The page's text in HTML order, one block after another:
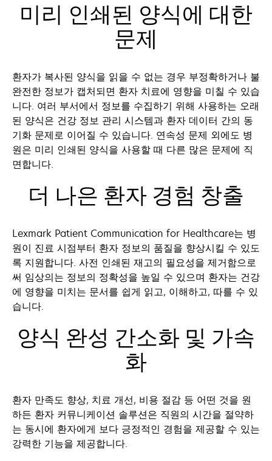
미리 인쇄된 양식에 대한
문제
환자가 복사된 양식을 읽을 수 없는 경우 부정확하거나 불
완전한 정보가 캡처되면 환자 치료에 영향을 미칠 수 있습
니다. 여러 부서에서 정보를 수집하기 위해 사용하는 오래
된 양식은 건강 정보 관리 시스템과 환자 데이터 간의 동
기화 문제로 이어질 수 있습니다. 연속성 문제 외에도 병
원은 미리 인쇄된 양식을 사용할 때 다른 많은 문제에 직
면합니다.
더 나은 환자 경험 창출
Lexmark Patient Communication for Healthcare는 병
원이 진료 시점부터 환자 정보의 품질을 향상시킬 수 있도
록 지원합니다. 사전 인쇄된 재고의 필요성을 제거함으로
써 임상의는 정보의 정확성을 높일 수 있으며 환자는 건강
에 영향을 미치는 문서를 쉽게 읽고, 이해하고, 따를 수 있
습니다.
양식 완성 간소화 및 가속
화
환자 만족도 향상, 치료 개선, 비용 절감 등 어떤 것을 원
하든 환자 커뮤니케이션 솔루션은 직원의 시간을 절약하
는 동시에 환자에게 보다 긍정적인 경험을 제공할 수 있는
강력한 기능을 제공합니다.